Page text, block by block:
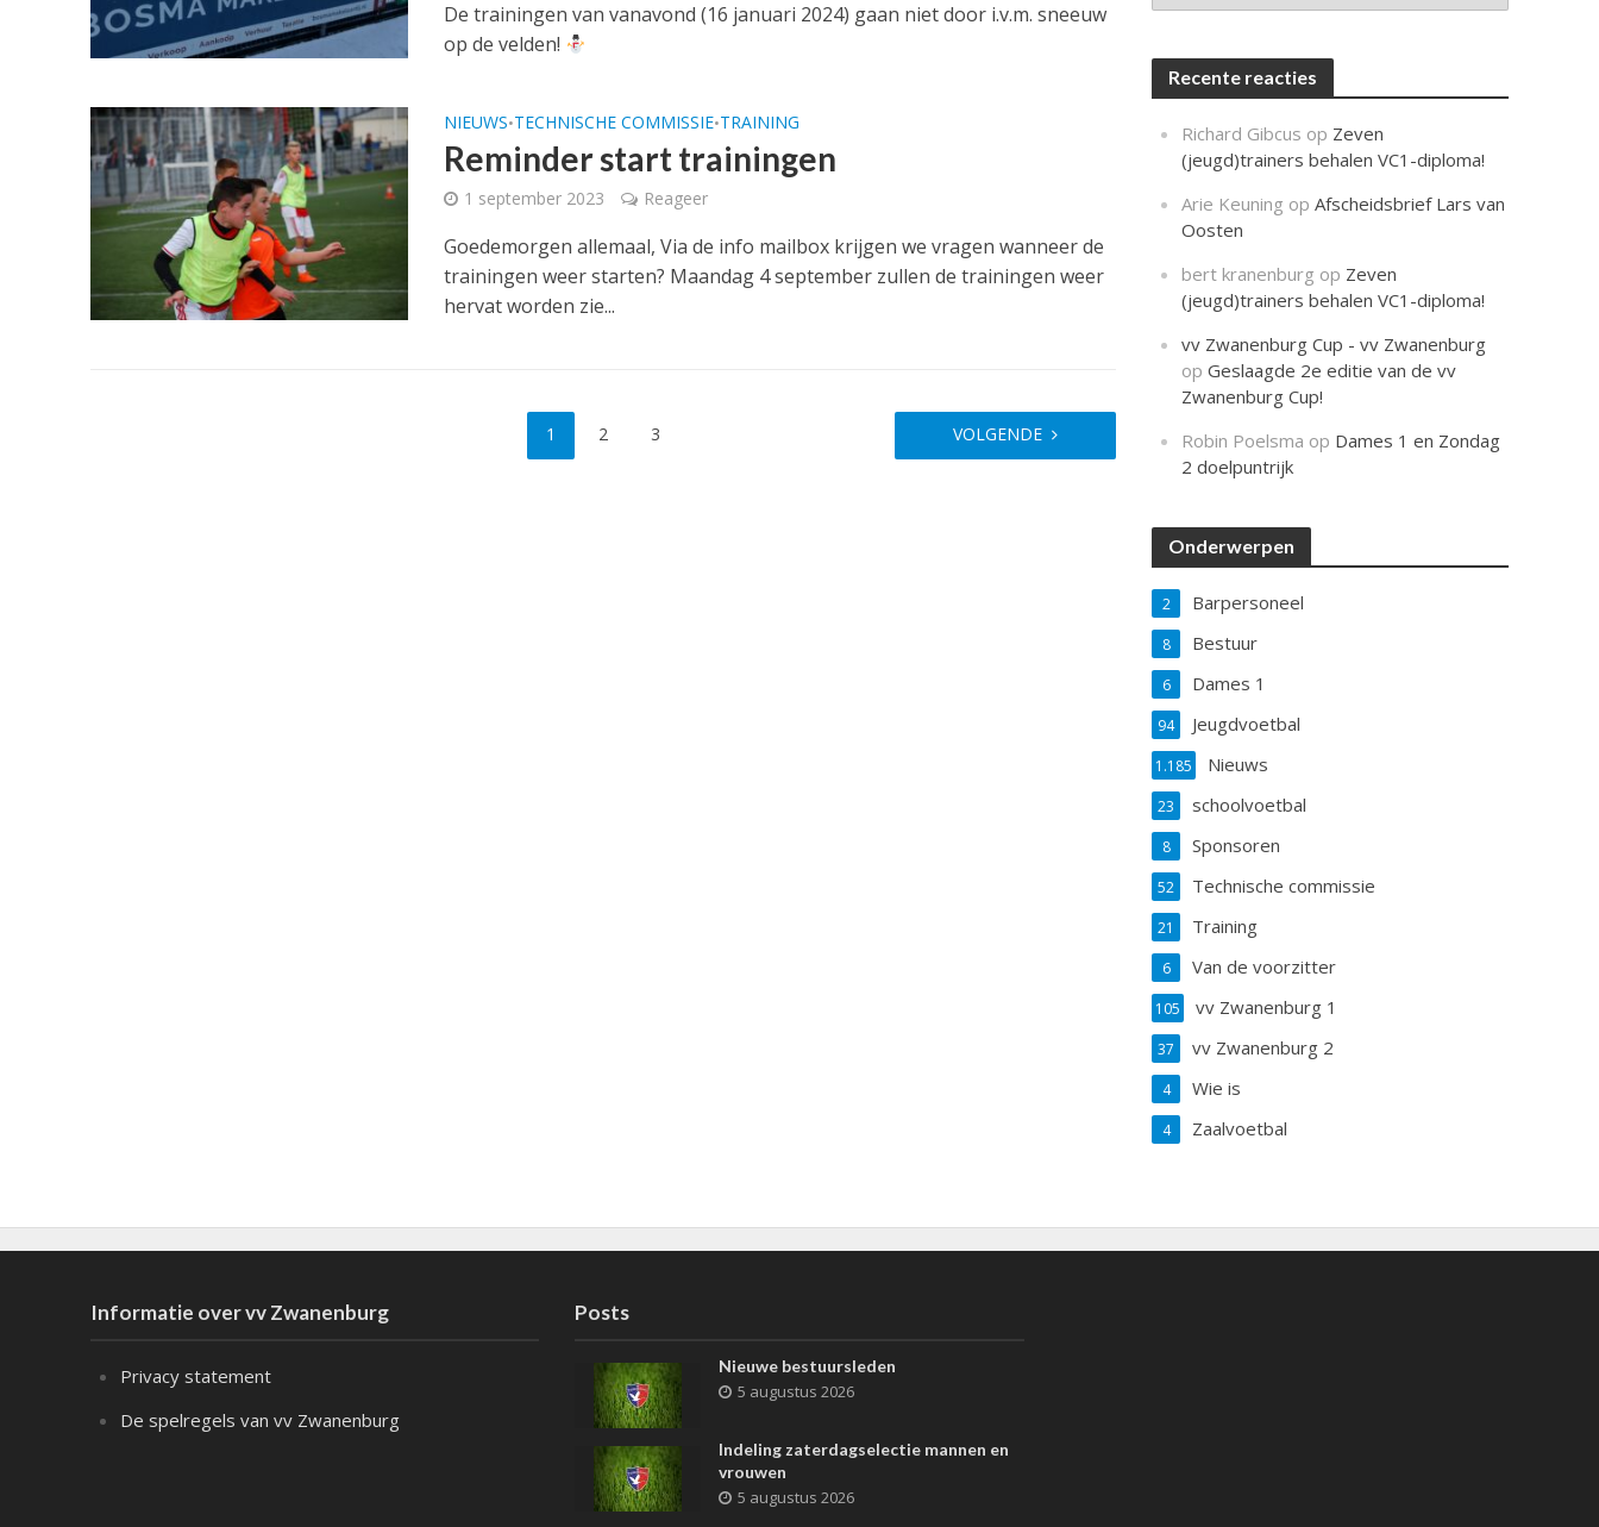
De trainingen van vanavond (16 januari 2024) gaan niet door i.v.m. sneeuw
op de velden!
NIEUWS•TECHNISCHE COMMISSIE•TRAINING
Reminder start trainingen
1 september 2023 Reageer
Goedemorgen allemaal, Via de info mailbox krijgen we vragen wanneer de
trainingen weer starten? Maandag 4 september zullen de trainingen weer
hervat worden zie...
1 2 3 VOLGENDE
Recente reacties
Richard Gibcus op Zeven
(jeugd)trainers behalen VC1-diploma!
Arie Keuning opAfscheidsbrief Lars van
Oosten
bert kranenburg op Zeven
(jeugd)trainers behalen VC1-diploma!
vv Zwanenburg Cup - vv Zwanenburg
opGeslaagde 2e editie van de vv
Zwanenburg Cup!
Robin Poelsma op Dames 1 en Zondag
2 doelpuntrijk
Onderwerpen
Barpersoneel
2
Bestuur
8
Dames 1
6
Jeugdvoetbal
94
Nieuws
1.185
schoolvoetbal
23
Sponsoren
8
Technische commissie
52
Training
21
Van de voorzitter
6
vv Zwanenburg 1
105
vv Zwanenburg 2
37
Wie is
4
Zaalvoetbal
4
Informatie over vv Zwanenburg
Privacy statement
De spelregels van vv Zwanenburg
Posts
Nieuwe bestuursleden
5 augustus 2026
Indeling zaterdagselectie mannen en
vrouwen
5 augustus 2026